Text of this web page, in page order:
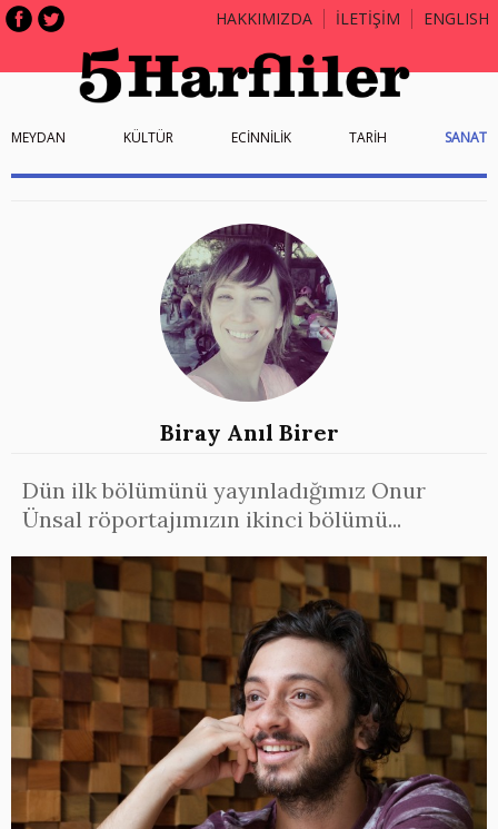
HAKKIMIZDA İLETİŞİM ENGLISH
MEYDAN KÜLTÜR ECİNNİLİK TARİH SANAT
Biray Anıl Birer
Dün ilk bölümünü yayınladığımız Onur
Ünsal röportajımızın ikinci bölümü...